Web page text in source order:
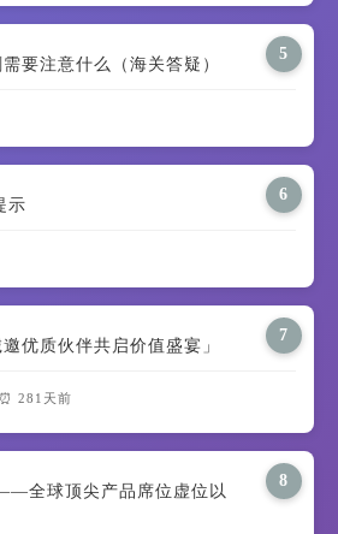
5
要注意什么（海关答疑）
6
示
7
优质伙伴共启价值盛宴」
⏰ 281天前
8
全球顶尖产品席位虚位以